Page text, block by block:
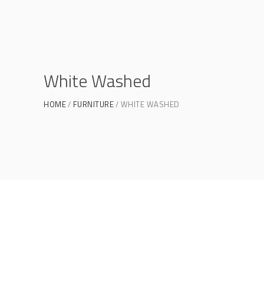
White Washed
HOME FURNITURE WHITE WASHED